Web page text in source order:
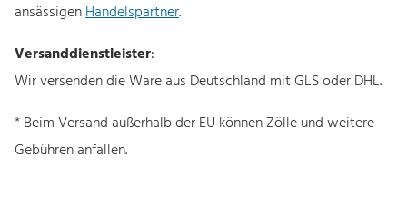
ansässigenHandelspartner.
Versanddienstleister:
Wir versenden die Ware aus Deutschland mit GLS oder DHL.
* Beim Versand außerhalb der EU können Zölle und weitere
Gebühren anfallen.